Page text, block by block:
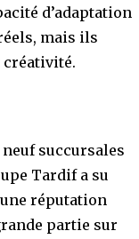
d’adaptation
mais ils
créativité.
succursales
Tardif a su
réputation
partie sur